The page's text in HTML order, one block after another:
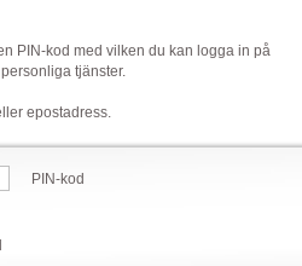
PIN-kod med vilken du kan logga in på
tjänster.
epostadress.
PIN-kod